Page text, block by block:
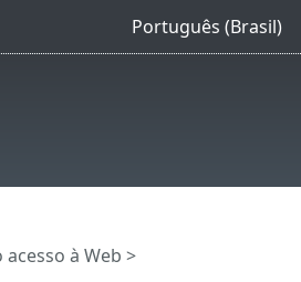
Português (Brasil)
à Web >